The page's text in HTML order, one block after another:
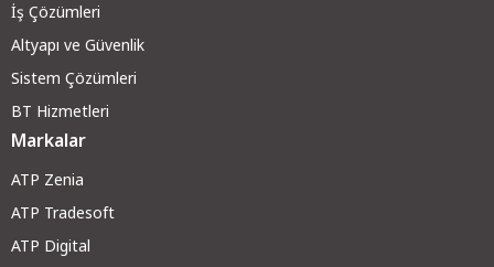
İş Çözümleri
Altyapı ve Güvenlik
Sistem Çözümleri
BT Hizmetleri
Markalar
ATP Zenia
ATP Tradesoft
ATP Digital